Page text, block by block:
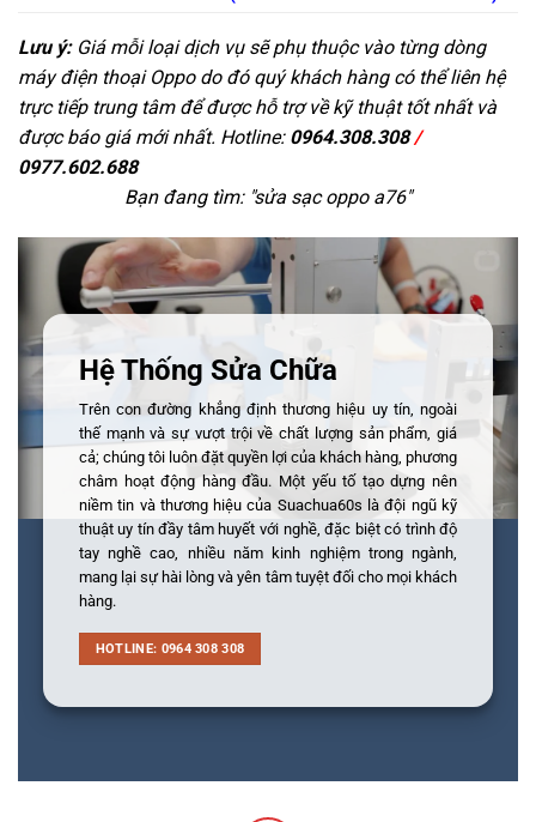
Lưu ý:Giá mỗi loại dịch vụ sẽ phụ thuộc vào từng dòng
máy điện thoại Oppo do đó quý khách hàng có thể liên hệ
trực tiếp trung tâm để được hỗ trợ về kỹ thuật tốt nhất và
được báo giá mới nhất. Hotline: 0964.308.308/
0977.602.688
Bạn đang tìm: "sửa sạc oppo a76"
Hệ Thống Sửa Chữa
Trên con đường khẳng định thương hiệu uy tín, ngoài
thế mạnh và sự vượt trội về chất lượng sản phẩm, giá
cả; chúng tôi luôn đặt quyền lợi của khách hàng, phương
châm hoạt động hàng đầu. Một yếu tố tạo dựng nên
niềm tin và thương hiệu của Suachua60s là đội ngũ kỹ
thuật uy tín đầy tâm huyết với nghề, đặc biệt có trình độ
tay nghề cao, nhiều năm kinh nghiệm trong ngành,
mang lại sự hài lòng và yên tâm tuyệt đối cho mọi khách
hàng.
HOTLINE: 0964 308 308